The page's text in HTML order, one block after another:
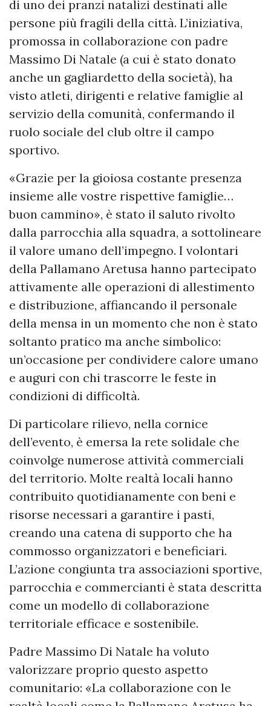
di uno dei pranzi natalizi destinati alle
persone più fragili della città. L’iniziativa,
promossa in collaborazione con padre
Massimo Di Natale (a cui è stato donato
anche un gagliardetto della società), ha
visto atleti, dirigenti e relative famiglie al
servizio della comunità, confermando il
ruolo sociale del club oltre il campo
sportivo.
«Grazie per la gioiosa costante presenza
insieme alle vostre rispettive famiglie…
buon cammino», è stato il saluto rivolto
dalla parrocchia alla squadra, a sottolineare
il valore umano dell’impegno. I volontari
della Pallamano Aretusa hanno partecipato
attivamente alle operazioni di allestimento
e distribuzione, affiancando il personale
della mensa in un momento che non è stato
soltanto pratico ma anche simbolico:
un’occasione per condividere calore umano
e auguri con chi trascorre le feste in
condizioni di difficoltà.
Di particolare rilievo, nella cornice
dell’evento, è emersa la rete solidale che
coinvolge numerose attività commerciali
del territorio. Molte realtà locali hanno
contribuito quotidianamente con beni e
risorse necessari a garantire i pasti,
creando una catena di supporto che ha
commosso organizzatori e beneficiari.
L’azione congiunta tra associazioni sportive,
parrocchia e commercianti è stata descritta
come un modello di collaborazione
territoriale efficace e sostenibile.
Padre Massimo Di Natale ha voluto
valorizzare proprio questo aspetto
comunitario: «La collaborazione con le